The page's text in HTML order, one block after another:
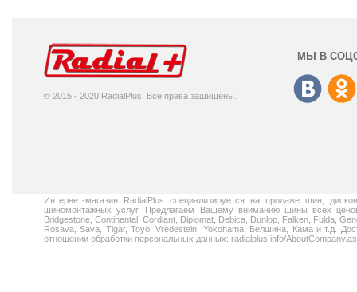
© 2015 - 2020 RadialPlus. Все права защищены.
МЫ В
Интернет-магазин RadialPlus специализируется на продаже шин,
шиномонтажных услуг. Предлагаем Вашему вниманию шины всех
Bridgestone, Continental, Cordiant, Diplomat, Debica, Dunlop, Falken, Fulda,
Rosava, Sava, Tigar, Toyo, Vredestein, Yokohama, Белшина, Кама и т.д.
отношении обработки персональных данных: radialplus.info/